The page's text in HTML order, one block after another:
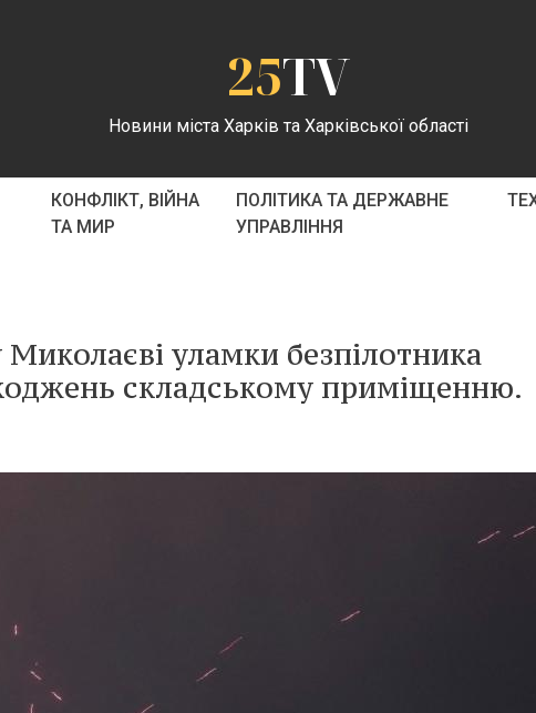
25TV
Новини міста Харків та Харківської області
КОНФЛІКТ, ВІЙНА
ТА МИР
ПОЛІТИКА ТА ДЕРЖАВНЕ
УПРАВЛІННЯ
Миколаєві уламки безпілотника
складському приміщенню.